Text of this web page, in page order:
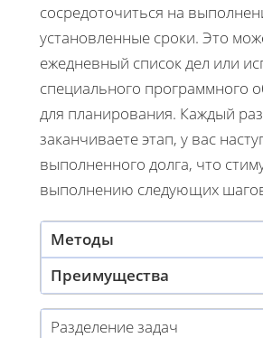
сосредоточиться на
установленные сроки. Это
ежедневный список дел или
специального программного
для планирования. Каждый
заканчиваете этап, у вас
выполненного долга, что
выполнению следующих
Методы
Преимущества
Разделение задач